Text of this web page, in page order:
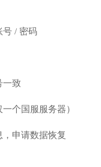
号 / 密码
一致
个国服服务器）
申请数据恢复